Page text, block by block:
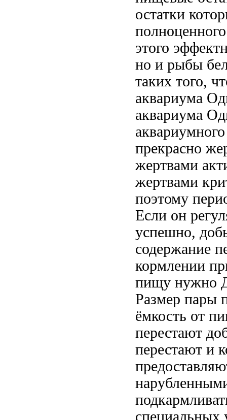
остатки
этого
но и рыбы
таких того,
аквариума
аквариума
прекрасно
жертвами
жертвами
поэтому
Если он
успешно,
содержание
кормлении
пищу нужно
Размер пары
ёмкость от
перестают
перестают и